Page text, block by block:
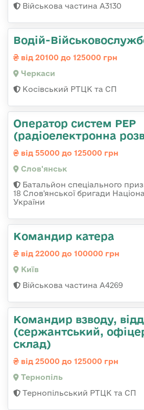
Військова частина А3130
Водій-
від 20100 до 125000 грн
Черкаси
Косівський РТЦК та СП
Оператор систем РЕР
(радіоелектронна
від 55000 до 125000 грн
Слов'янськ
Батальйон спеціального
18 Слов'янської бригади
України
Командир катера
від 22000 до 100000 грн
Київ
Військова частина А4269
Командир взводу,
(сержантський,
склад)
від 25000 до 125000 грн
Тернопіль
Тернопільський РТЦК та СП